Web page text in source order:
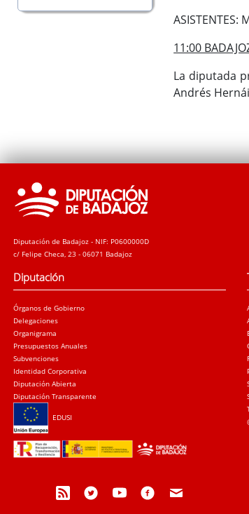
11:00
La diputada
Andrés
Diputación de Badajoz - NIF: P0600000D
c/ Felipe Checa, 23 - 06071 Badajoz
Diputación
Órganos de Gobierno
Delegaciones
Organigrama
Presupuestos Anuales
Subvenciones
Identidad Corporativa
Diputación Abierta
Diputación Transparente
EDUSI